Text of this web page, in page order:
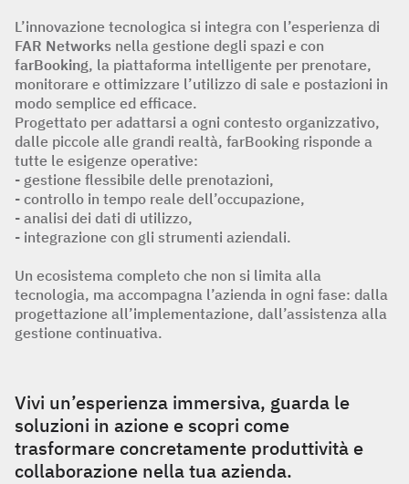
L’innovazione tecnologica si integra con l’esperienza di
FAR Networks nella gestione degli spazi e con
farBooking, la piattaforma intelligente per prenotare,
monitorare e ottimizzare l’utilizzo di sale e postazioni in
modo semplice ed efficace.
Progettato per adattarsi a ogni contesto organizzativo,
dalle piccole alle grandi realtà, farBooking risponde a
tutte le esigenze operative:
- gestione flessibile delle prenotazioni,
- controllo in tempo reale dell’occupazione,
- analisi dei dati di utilizzo,
- integrazione con gli strumenti aziendali.
Un ecosistema completo che non si limita alla
tecnologia, ma accompagna l’azienda in ogni fase: dalla
progettazione all’implementazione, dall’assistenza alla
gestione continuativa.
Vivi un’esperienza immersiva, guarda le
soluzioni in azione e scopri come
trasformare concretamente produttività e
collaborazione nella tua azienda.